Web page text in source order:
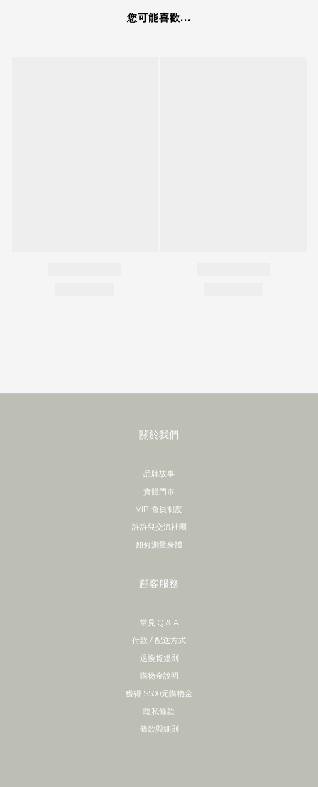
您可能喜歡...
關於我們
品牌故事
實體門市
VIP 會員制度
許許兒交流社團
如何測量身體
顧客服務
常見 Q & A
付款 / 配送方式
退換貨規則
購物金說明
獲得 $500元購物金
隱私條款
條款與細則